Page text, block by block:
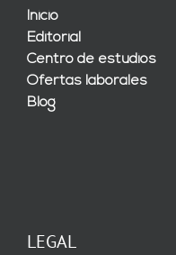
Inicio
Editorial
Centro de estudios
Ofertas laborales
Blog
LEGAL